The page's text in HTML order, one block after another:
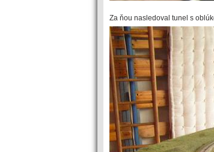
Za ňou nasledoval tunel s